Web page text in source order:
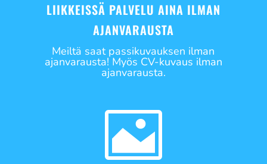
LIIKKEISSÄ PALVELU AINA ILMAN
AJANVARAUSTA
Meiltä saat passikuvauksen ilman
ajanvarausta! Myös CV-kuvaus ilman
ajanvarausta.
